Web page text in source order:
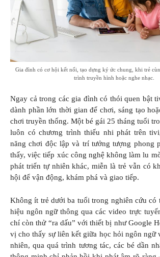
Gia đình có cơ hội kết nối, tạo dựng ký ức chung, khi trẻ
trình truyền hình hoặc nghe nhạc.
Ngay cả trong các gia đình có thói quen bật
dành phần lớn thời gian để chơi, sáng tạo
chơi truyền thống. Một bé gái 25 tháng tuổi
luôn có chương trình thiếu nhi phát trên
năng chơi độc lập và trí tưởng tượng phong
thấy, việc tiếp xúc công nghệ không làm lu
phát triển tự nhiên khác, miễn là trẻ vẫn có
hội để vận động, khám phá và giao tiếp.
Không ít trẻ dưới ba tuổi trong nghiên cứu có
hiệu ngôn ngữ thông qua các video trực
chí còn thử “ra dấu” với thiết bị như Google
vị cho thấy sự liên kết giữa học hỏi ngôn ngữ
nhiên, qua quá trình tương tác, các bé dần